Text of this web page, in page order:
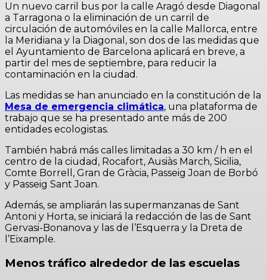
Un nuevo carril bus por la calle Aragó desde Diagonal
a Tarragona o la eliminación de un carril de
circulación de automóviles en la calle Mallorca, entre
la Meridiana y la Diagonal, son dos de las medidas que
el Ayuntamiento de Barcelona aplicará en breve, a
partir del mes de septiembre, para reducir la
contaminación en la ciudad.
Las medidas se han anunciado en la constitución de la
Mesa de emergencia climática, una plataforma de
trabajo que se ha presentado ante más de 200
entidades ecologistas.
También habrá más calles limitadas a 30 km / h en el
centro de la ciudad, Rocafort, Ausiàs March, Sicilia,
Comte Borrell, Gran de Gràcia, Passeig Joan de Borbó
y Passeig Sant Joan.
Además, se ampliarán las supermanzanas de Sant
Antoni y Horta, se iniciará la redacción de las de Sant
Gervasi-Bonanova y las de l’Esquerra y la Dreta de
l’Eixample.
Menos tráfico alrededor de las escuelas